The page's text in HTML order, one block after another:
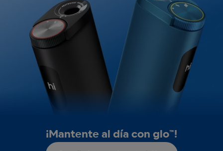
¡Mantente al día con glo™!